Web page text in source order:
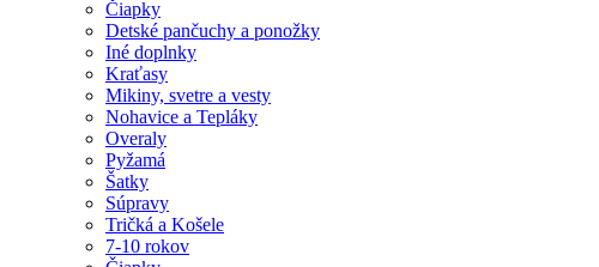
Čiapky
Detské pančuchy a ponožky
Iné doplnky
Kraťasy
Mikiny, svetre a vesty
Nohavice a Tepláky
Overaly
Pyžamá
Šatky
Súpravy
Tričká a Košele
7-10 rokov